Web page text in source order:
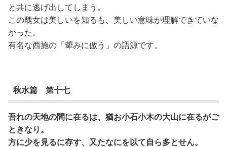
と共に逃げ出してしまう。
この醜女は美しいを知るも、美しい意味が理解できていな
かった。
有名な西施の「顰みに倣う」の語源です。
秋水篇 第十七
吾れの天地の間に在るは、猶お小石小木の大山に在るがご
ときなり。
方に少を見るに存す、又たなにを以て自ら多とせん。